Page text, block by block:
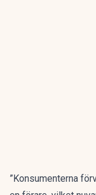
”Konsumenterna